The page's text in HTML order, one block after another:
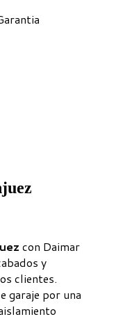
con Daimar
y
clientes.
garaje por una